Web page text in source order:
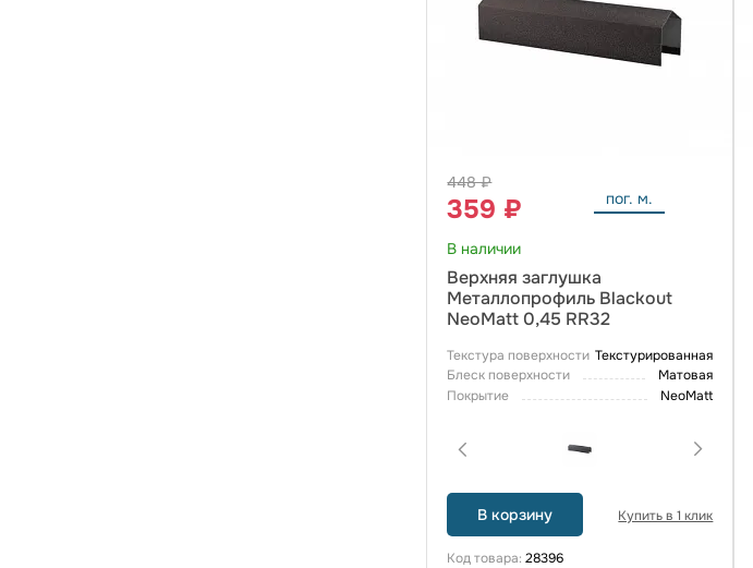
448 ₽
359 ₽ пог. м.
В наличии
Верхняя заглушка
Металлопрофиль Blackout
NeoMatt 0,45 RR32
Текстура поверхности Текстурированная
Блеск поверхности
Матовая
Покрытие
NeoMatt
В корзину Купить в 1 клик
Код товара:28396